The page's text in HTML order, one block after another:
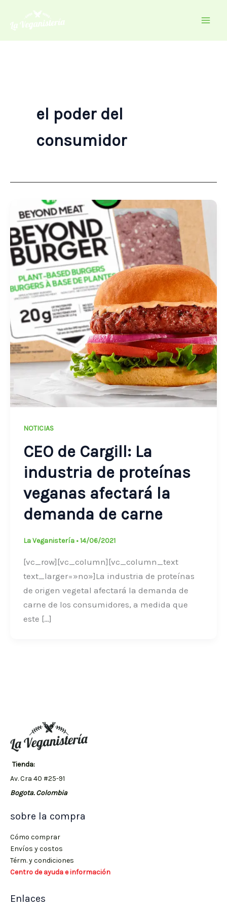
el poder del
consumidor
NOTICIAS
CEO de Cargill: La
industria de proteínas
veganas afectará la
demanda de carne
La Veganistería •14/06/2021
[vc_row][vc_column][vc_column_text
text_larger=»no»]La industria de proteínas
de origen vegetal afectará la demanda de
carne de los consumidores, a medida que
este […]
Tienda:
Av. Cra 40 #25-91
Bogota. Colombia
sobre la compra
Cómo comprar
Envíos y costos
Térm. y condiciones
Centro de ayuda e información
Enlaces